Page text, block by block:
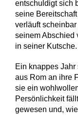
entschuldigt sich
seine
verläuft
seinem Abschied
in seiner Kutsche.
Ein knappes
aus Rom an ihre
sie ein
Persönlichkeit
gewesen und,